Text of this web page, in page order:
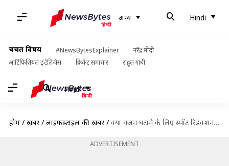
अन्य Hindi
चर्चित विषय #NewsBytesExplainer
नरेंद्र मोदी
आर्टिफिशियल इंटेलिजेंस
क्रिकेट समाचार राहुल गांधी
Hindi
होम / खबरें / लाइफस्टाइल की खबरें / क्या वजन घटाने के लिए स्पॉट रिडक्शन है कारगर? आइए जानते हैं इस मिथक की सच्चाई
ADVERTISEMENT